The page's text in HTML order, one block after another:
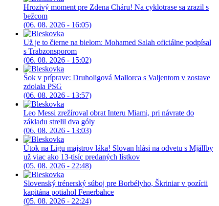
Hrozivý moment pre Zdena Cháru! Na cyklotrase sa zrazil s
bežcom
(06. 08. 2026 - 16:05)
Už je to čierne na bielom: Mohamed Salah oficiálne podpísal
s Trabzonsporom
(06. 08. 2026 - 15:02)
Šok v príprave: Druholigová Mallorca s Valjentom v zostave
zdolala PSG
(06. 08. 2026 - 13:57)
Leo Messi zrežíroval obrat Interu Miami, pri návrate do
základu strelil dva góly
(06. 08. 2026 - 13:03)
Útok na Ligu majstrov láka! Slovan hlási na odvetu s Mjällby
už viac ako 13-tisíc predaných lístkov
(05. 08. 2026 - 22:48)
Slovenský trénerský súboj pre Borbélyho, Škriniar v pozícii
kapitána potiahol Fenerbahce
(05. 08. 2026 - 22:24)